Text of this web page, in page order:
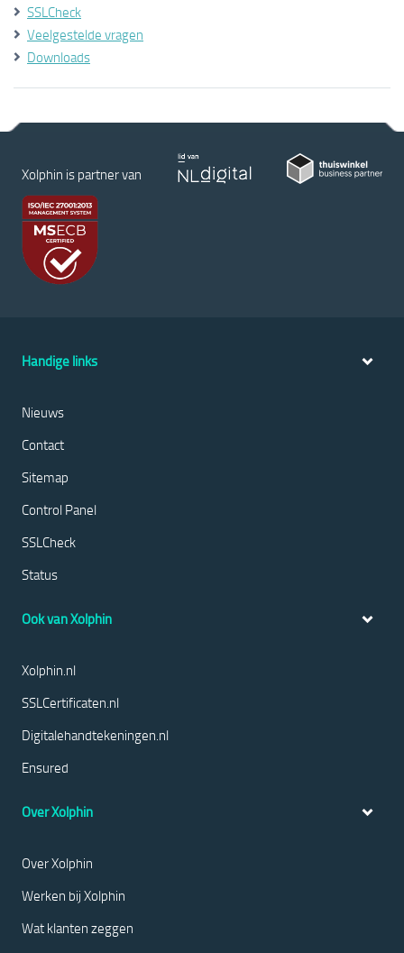
SSLCheck
Veelgestelde vragen
Downloads
Xolphin is partner van
Handige links
Nieuws
Contact
Sitemap
Control Panel
SSLCheck
Status
Ook van Xolphin
Xolphin.nl
SSLCertificaten.nl
Digitalehandtekeningen.nl
Ensured
Over Xolphin
Over Xolphin
Werken bij Xolphin
Wat klanten zeggen